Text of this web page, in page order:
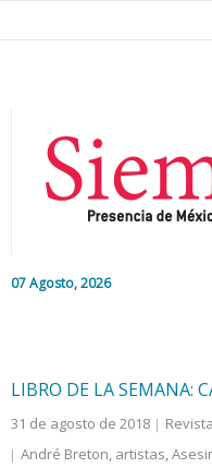
07 Agosto, 2026
Nacional
LIBRO DE LA SEMANA:
31 de agosto de 2018
André Breton, artistas,